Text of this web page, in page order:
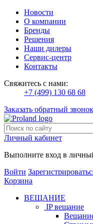
Новости
О компании
Бренды
Решения
Наши дилеры
Сервис-центр
Контакты
Свяжитесь с нами:
+7 (499) 130 68 68
Заказать обратный звонок
Личный кабинет
Выполните вход в
Войти
Корзина
ВЕЩАНИЕ
IP вещание